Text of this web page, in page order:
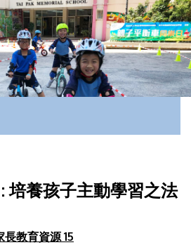
培養孩子主動學習之法
長教育資源 15